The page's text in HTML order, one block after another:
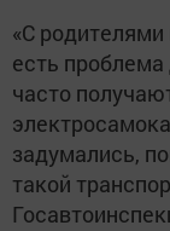
«С родителями
есть проблема
часто
задумались,
такой